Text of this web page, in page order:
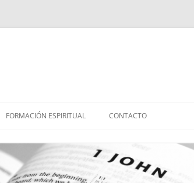
FORMACIÓN ESPIRITUAL
HASTA QUE CRISTO SEA
FORMADO EN NOSOTROS
CONTACTO